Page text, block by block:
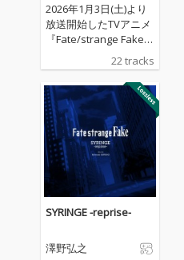
2026年1月3日(土)より
放送開始したTVアニメ
『Fate/strange Fake』
のOriginal Soundtrac
k。澤野弘之による珠
玉の劇伴22曲を収録。
22 tracks
SYRINGE -reprise-
澤野弘之